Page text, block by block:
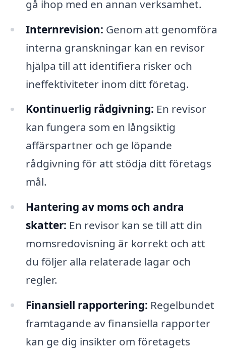
gå ihop med en annan verksamhet.
Internrevision: Genom att genomföra
interna granskningar kan en revisor
hjälpa till att identifiera risker och
ineffektiviteter inom ditt företag.
Kontinuerlig rådgivning: En revisor
kan fungera som en långsiktig
affärspartner och ge löpande
rådgivning för att stödja ditt företags
mål.
Hantering av moms och andra
skatter: En revisor kan se till att din
momsredovisning är korrekt och att
du följer alla relaterade lagar och
regler.
Finansiell rapportering: Regelbundet
framtagande av finansiella rapporter
kan ge dig insikter om företagets